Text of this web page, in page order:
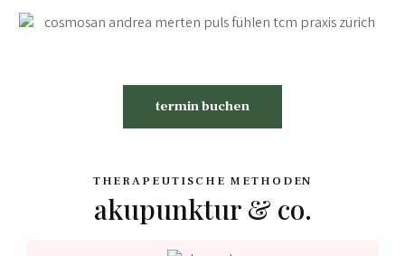
termin buchen
THERAPEUTISCHE METHODEN
akupunktur & co.